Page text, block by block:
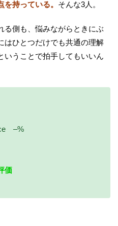
持っている。 そんな3人。
る側も、悩みながらときにぶ
はひとつだけでも共通の理解
いうことで拍手してもいいん
–%
価